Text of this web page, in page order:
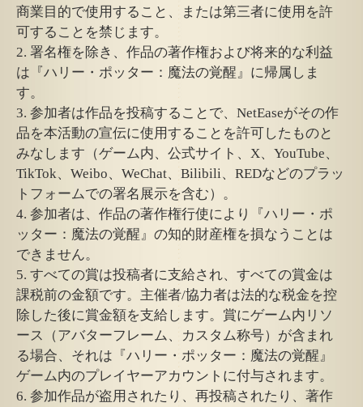
商業目的で使用すること、または第三者に使用を許
可することを禁じます。
2. 署名権を除き、作品の著作権および将来的な利益
は『ハリー・ポッター：魔法の覚醒』に帰属しま
す。
3. 参加者は作品を投稿することで、NetEaseがその作
品を本活動の宣伝に使用することを許可したものと
みなします（ゲーム内、公式サイト、X、YouTube、
TikTok、Weibo、WeChat、Bilibili、REDなどのプラッ
トフォームでの署名展示を含む）。
4. 参加者は、作品の著作権行使により『ハリー・ポ
ッター：魔法の覚醒』の知的財産権を損なうことは
できません。
5. すべての賞は投稿者に支給され、すべての賞金は
課税前の金額です。主催者/協力者は法的な税金を控
除した後に賞金額を支給します。賞にゲーム内リソ
ース（アバターフレーム、カスタム称号）が含まれ
る場合、それは『ハリー・ポッター：魔法の覚醒』
ゲーム内のプレイヤーアカウントに付与されます。
6. 参加作品が盗用されたり、再投稿されたり、著作